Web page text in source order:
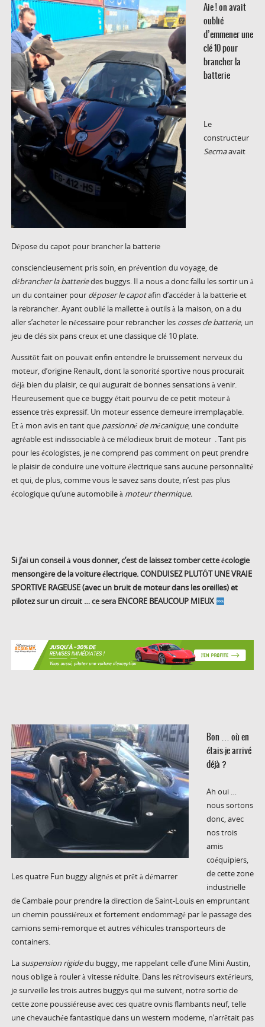
Dépose du capot pour brancher la batterie
Aie ! on avait
oublié
d’emmener une
clé 10 pour
brancher la
batterie
Le
constructeur
Secmaavait
consciencieusement pris soin, en prévention du voyage, de
débrancher la batteriedes buggys. Il a nous a donc fallu les sortir un à
un du container pour déposer le capotafin d’accéder à la batterie et
la rebrancher. Ayant oublié la mallette à outils à la maison, on a du
aller s’acheter le nécessaire pour rebrancher les cosses de batterie, un
jeu de clés six pans creux et une classique clé 10 plate.
Aussitôt fait on pouvait enfin entendre le bruissement nerveux du
moteur, d’origine Renault, dont la sonorité sportive nous procurait
déjà bien du plaisir, ce qui augurait de bonnes sensations à venir.
Heureusement que ce buggy était pourvu de ce petit moteur à
essence très expressif. Un moteur essence demeure irremplaçable.
Et à mon avis en tant que passionné de mécanique, une conduite
agréable est indissociable à ce mélodieux bruit de moteur . Tant pis
pour les écologistes, je ne comprend pas comment on peut prendre
le plaisir de conduire une voiture électrique sans aucune personnalité
et qui, de plus, comme vous le savez sans doute, n’est pas plus
écologique qu’une automobile à moteur thermique.
Si j’ai un conseil à vous donner, c’est de laissez tomber cette écologie
mensongère de la voiture électrique. CONDUISEZ PLUTÔT UNE VRAIE
SPORTIVE RAGEUSE (avec un bruit de moteur dans les oreilles) et
pilotez sur un circuit … ce sera ENCORE BEAUCOUP MIEUX
Les quatre Fun buggy alignés et prêt à démarrer
Bon … où en
étais-je arrivé
déjà ?
Ah oui …
nous sortons
donc, avec
nos trois
amis
coéquipiers,
de cette zone
industrielle
de Cambaie pour prendre la direction de Saint-Louis en empruntant
un chemin poussiéreux et fortement endommagé par le passage des
camions semi-remorque et autres véhicules transporteurs de
containers.
La suspension rigidedu buggy, me rappelant celle d’une Mini Austin,
nous oblige à rouler à vitesse réduite. Dans les rétroviseurs extérieurs,
je surveille les trois autres buggys qui me suivent, notre sortie de
cette zone poussiéreuse avec ces quatre ovnis flambants neuf, telle
une chevauchée fantastique dans un western moderne, n’arrêtait pas